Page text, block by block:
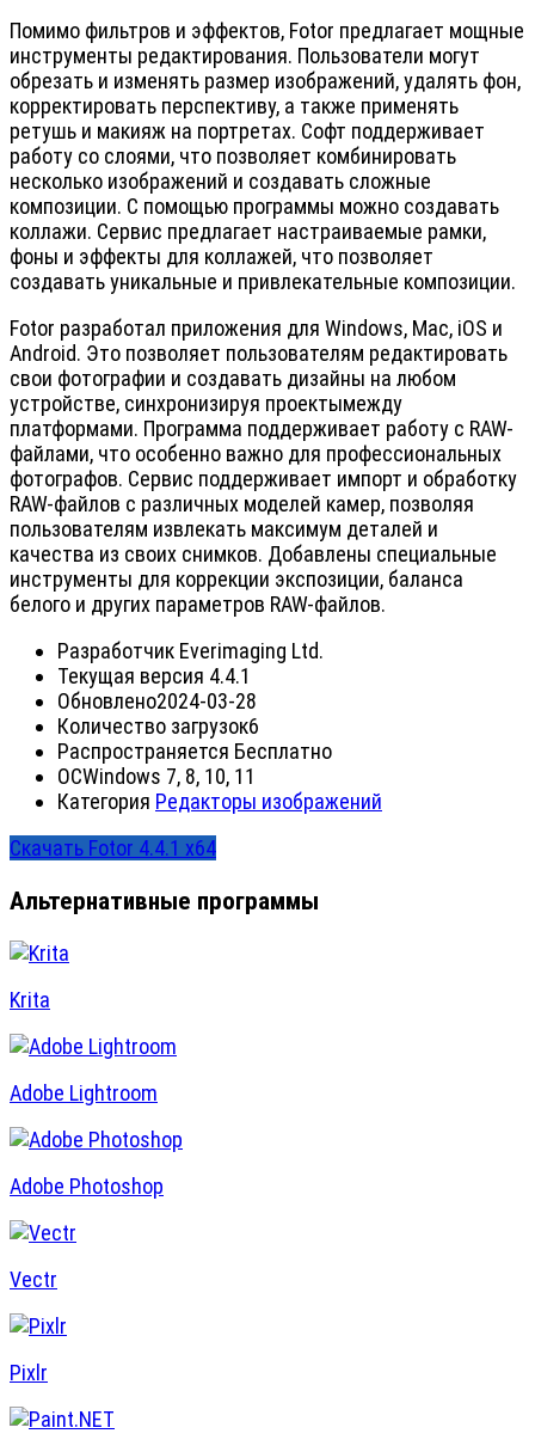
Помимо фильтров и эффектов, Fotor предлагает мощные
инструменты редактирования. Пользователи могут
обрезать и изменять размер изображений, удалять фон,
корректировать перспективу, а также применять
ретушь и макияж на портретах. Софт поддерживает
работу со слоями, что позволяет комбинировать
несколько изображений и создавать сложные
композиции. С помощью программы можно создавать
коллажи. Сервис предлагает настраиваемые рамки,
фоны и эффекты для коллажей, что позволяет
создавать уникальные и привлекательные композиции.
Fotor разработал приложения для Windows, Mac, iOS и
Android. Это позволяет пользователям редактировать
свои фотографии и создавать дизайны на любом
устройстве, синхронизируя проектымежду
платформами. Программа поддерживает работу с RAW-
файлами, что особенно важно для профессиональных
фотографов. Сервис поддерживает импорт и обработку
RAW-файлов с различных моделей камер, позволяя
пользователям извлекать максимум деталей и
качества из своих снимков. Добавлены специальные
инструменты для коррекции экспозиции, баланса
белого и других параметров RAW-файлов.
Разработчик Everimaging Ltd.
Текущая версия 4.4.1
Обновлено2024-03-28
Количество загрузок6
Распространяется Бесплатно
ОСWindows 7, 8, 10, 11
Категория Редакторы изображений
Скачать Fotor 4.4.1 x64
Альтернативные программы
Krita
Adobe Lightroom
Adobe Photoshop
Vectr
Pixlr